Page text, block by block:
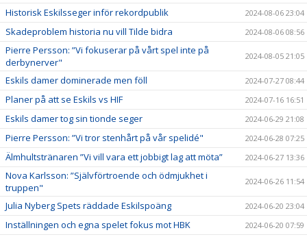
Historisk Eskilsseger inför rekordpublik 2024-08-06 23:04
Skadeproblem historia nu vill Tilde bidra 2024-08-06 08:56
Pierre Persson: ”Vi fokuserar på vårt spel inte på
derbynerver"
2024-08-05 21:05
Eskils damer dominerade men föll 2024-07-27 08:44
Planer på att se Eskils vs HIF 2024-07-16 16:51
Eskils damer tog sin tionde seger 2024-06-29 21:08
Pierre Persson: ”Vi tror stenhårt på vår spelidé" 2024-06-28 07:25
Älmhultstränaren ”Vi vill vara ett jobbigt lag att möta” 2024-06-27 13:36
Nova Karlsson: ”Självförtroende och ödmjukhet i
truppen"
2024-06-26 11:54
Julia Nyberg Spets räddade Eskilspoäng 2024-06-20 23:04
Inställningen och egna spelet fokus mot HBK 2024-06-20 07:59